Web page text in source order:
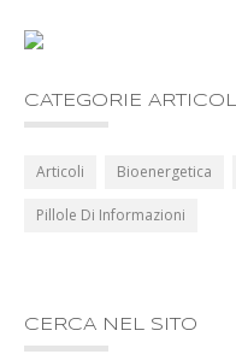
CATEGORIE ARTICOLI
Articoli Bioenergetica
Pillole Di Informazioni
CERCA NEL SITO